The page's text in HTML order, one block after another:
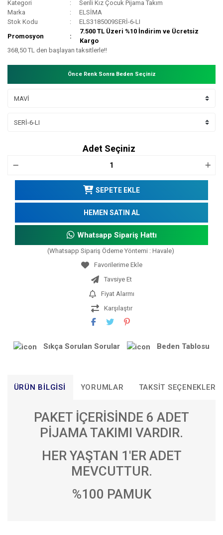
Kategori
Serili Kız Çocuk Pijama Takım
Marka
ELSİMA
Stok Kodu
ELS3185009SERİ-6-LI
Promosyon
7.500 TL Üzeri %10 İndirim ve Ücretsiz
Kargo
368,50 TL den başlayan taksitlerle!!
Önce Renk Sonra Beden Seçiniz
Adet Seçiniz
SEPETE EKLE
HEMEN SATIN AL
Whatsapp Sipariş Hattı
(Whatsapp Sipariş Ödeme Yöntemi : Havale)
Tavsiye Et
Fiyat Alarmı
Karşılaştır
Sıkça Sorulan Sorular Beden Tablosu
ÜRÜN BILGISI YORUMLAR TAKSIT SEÇENEKLERI
PAKET İÇERİSİNDE 6 ADET
PİJAMA TAKIMI VARDIR.
HER YAŞTAN 1'ER ADET
MEVCUTTUR.
%100 PAMUK